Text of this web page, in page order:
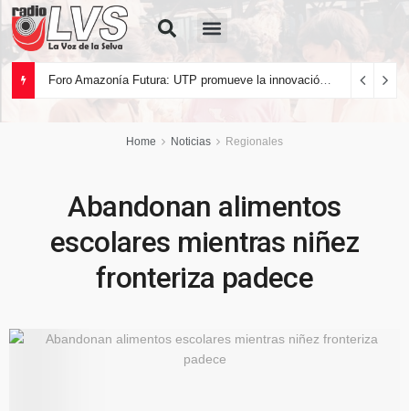
Home Noticias Regionales
Abandonan alimentos
escolares mientras niñez
fronteriza padece